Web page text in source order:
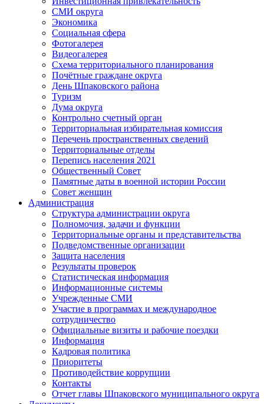
СМИ округа
Экономика
Социальная сфера
Фотогалерея
Видеогалерея
Схема территориального планирования
Почётные граждане округа
День Шпаковского района
Туризм
Дума округа
Контрольно счетный орган
Территориальная избирательная комиссия
Перечень пространственных сведений
Территориальные отделы
Перепись населения 2021
Общественный Совет
Памятные даты в военной истории России
Совет женщин
Администрация
Структура администрации округа
Полномочия, задачи и функции
Территориальные органы и представительства
Подведомственные организации
Защита населения
Результаты проверок
Статистическая информация
Информационные системы
Учрежденные СМИ
Участие в программах и международное
сотрудничество
Официальные визиты и рабочие поездки
Информация
Кадровая политика
Приоритеты
Противодействие коррупции
Контакты
Отчет главы Шпаковского муниципального округа